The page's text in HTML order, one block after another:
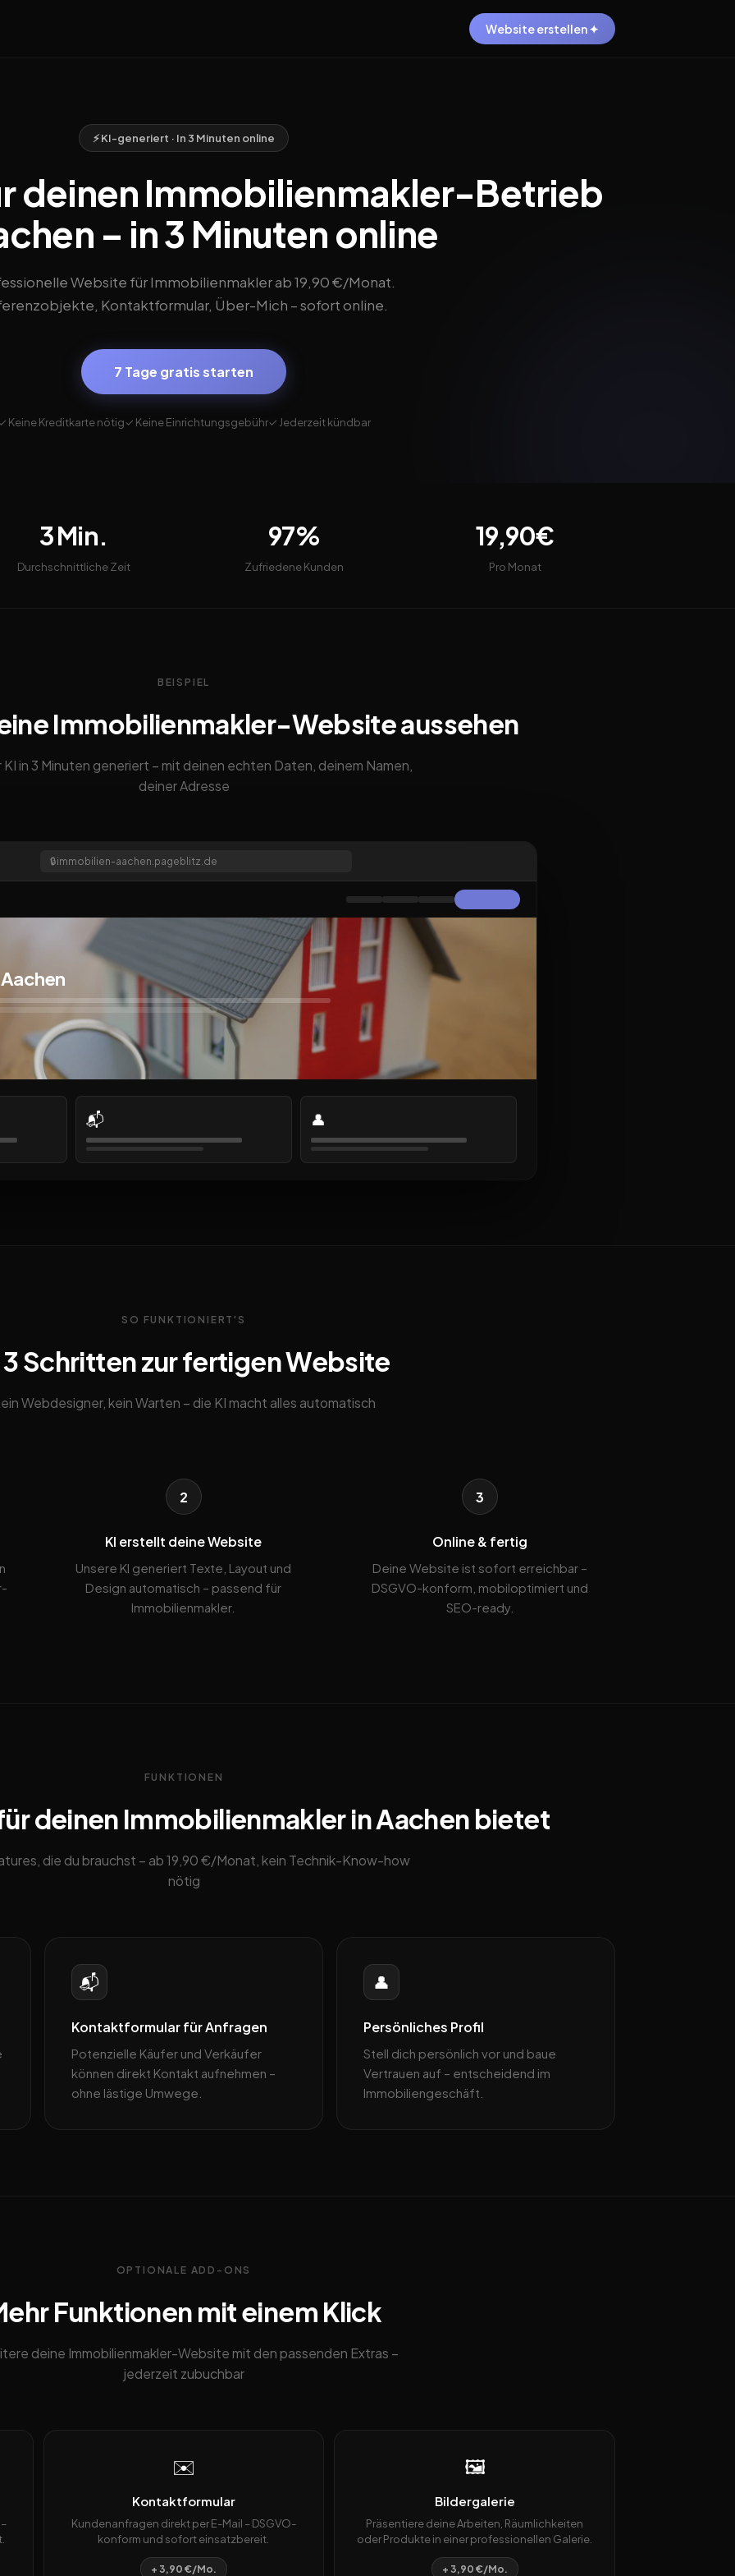
Website erstellen ✦
⚡ KI-generiert · In 3 Minuten online
deinen Immobilienmakler-Betrieb
– in 3 Minuten online
Website für Immobilienmakler ab 19,90 €/Monat.
Kontaktformular, Über-Mich – sofort online.
7 Tage gratis starten
Keine Kreditkarte nötig✓ Keine Einrichtungsgebühr✓ Jederzeit kündbar
3 Min.
Durchschnittliche Zeit
97%
Zufriedene Kunden
19,90€
Pro Monat
BEISPIEL
Immobilienmakler-Website aussehen
KI in 3 Minuten generiert – mit deinen echten Daten, deinem Namen,
deiner Adresse
🔒immobilien-aachen.pageblitz.de
📬 👤
SO FUNKTIONIERT'S
3 Schritten zur fertigen Website
Webdesigner, kein Warten – die KI macht alles automatisch
2
KI erstellt deine Website
Unsere KI generiert Texte, Layout und
Design automatisch – passend für
Immobilienmakler.
3
Online & fertig
Deine Website ist sofort erreichbar –
DSGVO-konform, mobiloptimiert und
SEO-ready.
FUNKTIONEN
deinen Immobilienmakler in Aachen bietet
die du brauchst – ab 19,90 €/Monat, kein Technik-Know-how
nötig
📬
Kontaktformular für Anfragen
Potenzielle Käufer und Verkäufer
können direkt Kontakt aufnehmen –
ohne lästige Umwege.
👤
Persönliches Profil
Stell dich persönlich vor und baue
Vertrauen auf – entscheidend im
Immobiliengeschäft.
OPTIONALE ADD-ONS
Funktionen mit einem Klick
deine Immobilienmakler-Website mit den passenden Extras –
jederzeit zubuchbar
✉️
Kontaktformular
Kundenanfragen direkt per E-Mail – DSGVO-
konform und sofort einsatzbereit.
+ 3,90 €/Mo.
🖼️
Bildergalerie
Präsentiere deine Arbeiten, Räumlichkeiten
oder Produkte in einer professionellen Galerie.
+ 3,90 €/Mo.